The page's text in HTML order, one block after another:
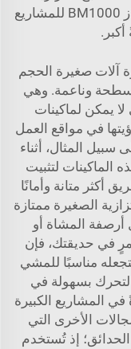
للمشاريع
آلات صغيرة الحجم
وناعمة. وهي
يمكن لماكينات
في مواقع العمل
المثال، أثناء
الماكينات لتثبيت
متانة وأمانًا
الصغيرة ممتازة
أرصفة المشاة أو
في حديقتك، فإن
مناسبًا للمشي
بسهولة في
المشاريع الكبيرة
الأخرى التي
إذ تُستخدم